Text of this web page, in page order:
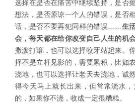
选择在是否在痛苦中继续坚持，是否
想法，是否原谅一个人的错误，是否
话，是否不要再犯同样的错误…… 生
会，每天都在给你改变自己人生的机
撒泼打滚，也可以选择咬牙站起来。
择不是立杆见影的，需要累积，比如
浇地，也可以选择让老天去浇地，诚
得今天马上就长出来，但常常浇水
的，如果你不浇，收成一定很糟糕。